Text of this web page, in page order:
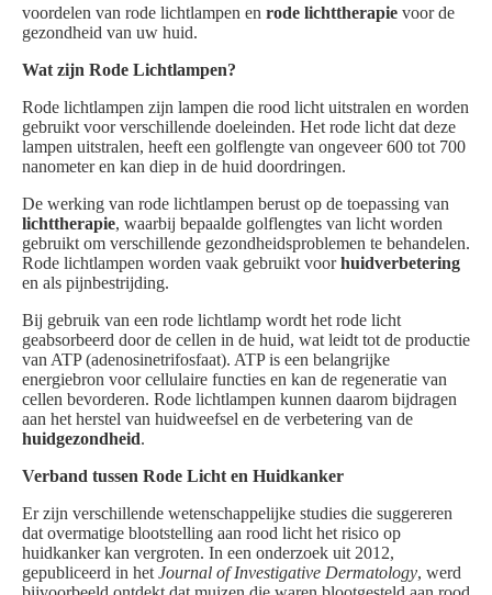
voordelen van rode lichtlampen en rode lichttherapie voor de
gezondheid van uw huid.
Wat zijn Rode Lichtlampen?
Rode lichtlampen zijn lampen die rood licht uitstralen en worden
gebruikt voor verschillende doeleinden. Het rode licht dat deze
lampen uitstralen, heeft een golflengte van ongeveer 600 tot 700
nanometer en kan diep in de huid doordringen.
De werking van rode lichtlampen berust op de toepassing van
lichttherapie, waarbij bepaalde golflengtes van licht worden
gebruikt om verschillende gezondheidsproblemen te behandelen.
Rode lichtlampen worden vaak gebruikt voorhuidverbetering
en als pijnbestrijding.
Bij gebruik van een rode lichtlamp wordt het rode licht
geabsorbeerd door de cellen in de huid, wat leidt tot de productie
van ATP (adenosinetrifosfaat). ATP is een belangrijke
energiebron voor cellulaire functies en kan de regeneratie van
cellen bevorderen. Rode lichtlampen kunnen daarom bijdragen
aan het herstel van huidweefsel en de verbetering van de
huidgezondheid.
Verband tussen Rode Licht en Huidkanker
Er zijn verschillende wetenschappelijke studies die suggereren
dat overmatige blootstelling aan rood licht het risico op
huidkanker kan vergroten. In een onderzoek uit 2012,
gepubliceerd in het Journal of Investigative Dermatology, werd